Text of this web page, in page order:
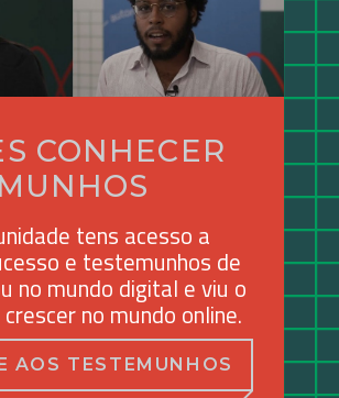
CONHECER
tens acesso a
e testemunhos de
no mundo digital e viu o
no mundo online.
AOS TESTEMUNHOS